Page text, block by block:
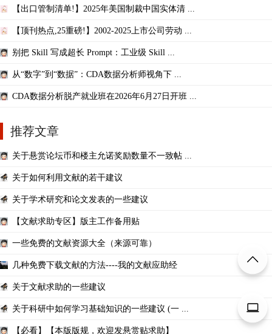
【出口管制清单!】2025年美国制裁中国实体清 ...
【顶刊热点,25重磅!】2002-2025上市公司劳动 ...
别把 Skill 写成超长 Prompt：工业级 Skill ...
从“数字”到“数据”：CDA数据分析师视角下 ...
CDA数据分析脱产就业班在2026年6月27日开班 ...
推荐文章
关于悬赏论坛币和楼主允诺奖励数量不一致帖 ...
关于如何利用文献的若干建议
关于学术研究和论文发表的一些建议
【文献求助专区】版主工作备用贴
一些免费的文献资源大全（来源可靠）
几种免费下载文献的方法----我的文献应助经
关于文献求助的一些建议
关于科研中如何学习基础知识的一些建议 (一 ...
【必看】【本版版规，欢迎发悬赏贴求助】